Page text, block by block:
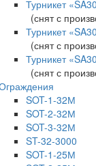
Турникет
(снят с
Турникет
(снят с
Турникет
(снят с
SOT-1-32М
SOT-2-32М
SOT-3-32М
ST-32-3000
SOT-1-25М